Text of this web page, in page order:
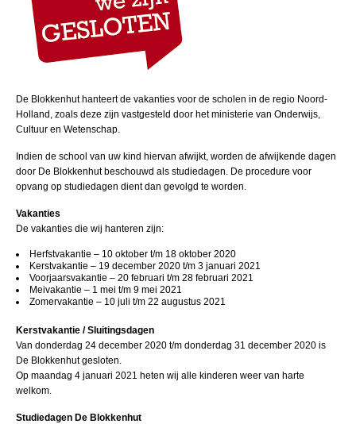
De Blokkenhut hanteert de vakanties voor de scholen in de regio Noord-
Holland, zoals deze zijn vastgesteld door het ministerie van Onderwijs,
Cultuur en Wetenschap.
Indien de school van uw kind hiervan afwijkt, worden de afwijkende dagen
door De Blokkenhut beschouwd als studiedagen. De procedure voor
opvang op studiedagen dient dan gevolgd te worden.
Vakanties
De vakanties die wij hanteren zijn:
Herfstvakantie – 10 oktober t/m 18 oktober 2020
Kerstvakantie – 19 december 2020 t/m 3 januari 2021
Voorjaarsvakantie – 20 februari t/m 28 februari 2021
Meivakantie – 1 mei t/m 9 mei 2021
Zomervakantie – 10 juli t/m 22 augustus 2021
Kerstvakantie / Sluitingsdagen
Van donderdag 24 december 2020 t/m donderdag 31 december 2020 is
De Blokkenhut gesloten.
Op maandag 4 januari 2021 heten wij alle kinderen weer van harte
welkom.
Studiedagen De Blokkenhut